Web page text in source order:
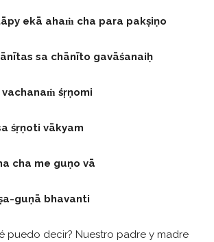
ekā ahaṁ cha para pakṣiṇo
sa chānīto gavāśanaiḥ
śṛṇomi
śṛṇoti vākyam
cha me guṇo vā
guṇā bhavanti
puedo decir? Nuestro padre y madre